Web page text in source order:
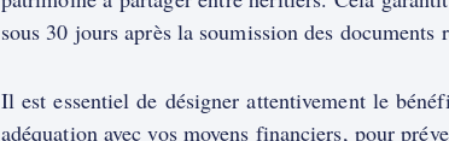
sous 30 jours après la soumission des documents
Il est essentiel de désigner attentivement le
adéquation avec vos moyens financiers, pour